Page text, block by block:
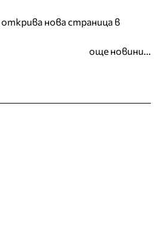
открива нова страница в
още новини...